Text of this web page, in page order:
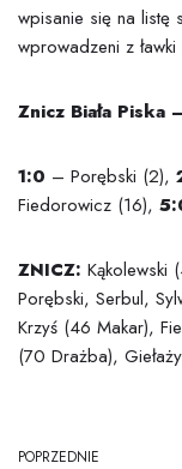
wpisanie się na listę
wprowadzeni z
Znicz Biała
1:0 – Porębski (2),
Fiedorowicz (16),
ZNICZ: Kąkolewski
Porębski, Serbul,
Krzyś (46 Makar),
(70 Drażba),
POPRZEDNIE